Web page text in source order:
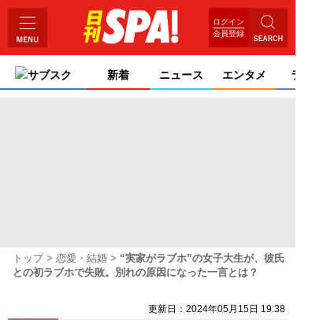
ログイン
会員登録
サブスク 新着 ニュース エンタメ ライ
トップ 恋愛・結婚
“実家がラブホ”の女子大生が、彼氏
との初ラブホで失敗。別れの原因になった一言とは？
更新日：2024年05月15日 19:38